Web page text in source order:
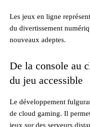
Les jeux en ligne
du divertissement
nouveaux adeptes.
De la console au
du jeu accessible
Le développement
de cloud gaming. Il
jeux sur des serveurs